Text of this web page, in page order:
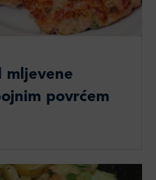
mljevene
povrćem